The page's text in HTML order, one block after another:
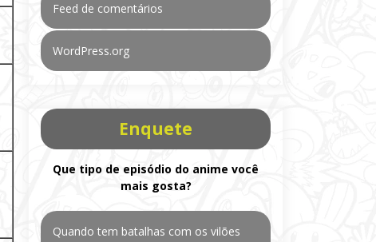
Feed de comentários
WordPress.org
Enquete
Que tipo de episódio do anime você
mais gosta?
Quando tem batalhas com os vilões